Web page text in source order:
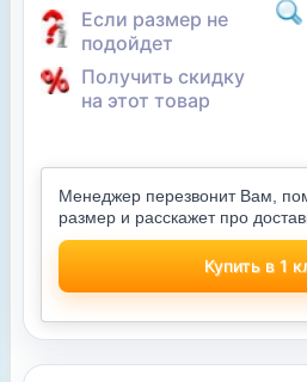
Если размер не
подойдет
Получить скидку
на этот товар
Менеджер перезвонит Вам,
размер и расскажет про
Купить в 1